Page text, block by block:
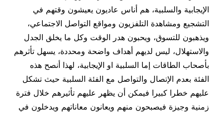
الإيجابية والسلبية، هم أناس عاديون يعيشون وقتهم في
التشجيع ومشاهدة التلفزيون ومواقع التواصل الاجتماعي،
ويذهبون للتسوق، ويحبون هدر الوقت وكل ما يخلق الجدل
والاستهلال، ليس لديهم أهداف واضحة ومحددة، يسهل تأثرهم
بأصحاب الطاقات إما السلبية او الإيجابية، لهذا أنصح هذه
الفئة بعدم الإتصال والتواصل مع الفئة السلبية حيث تشكل
عليهم خطرا كبيرا فيمكن أن يظهر عليهم تأثيرهم خلال فترة
زمنية وجيزة فيصبحون منهم ويعانون معاناتهم ويدخلون في